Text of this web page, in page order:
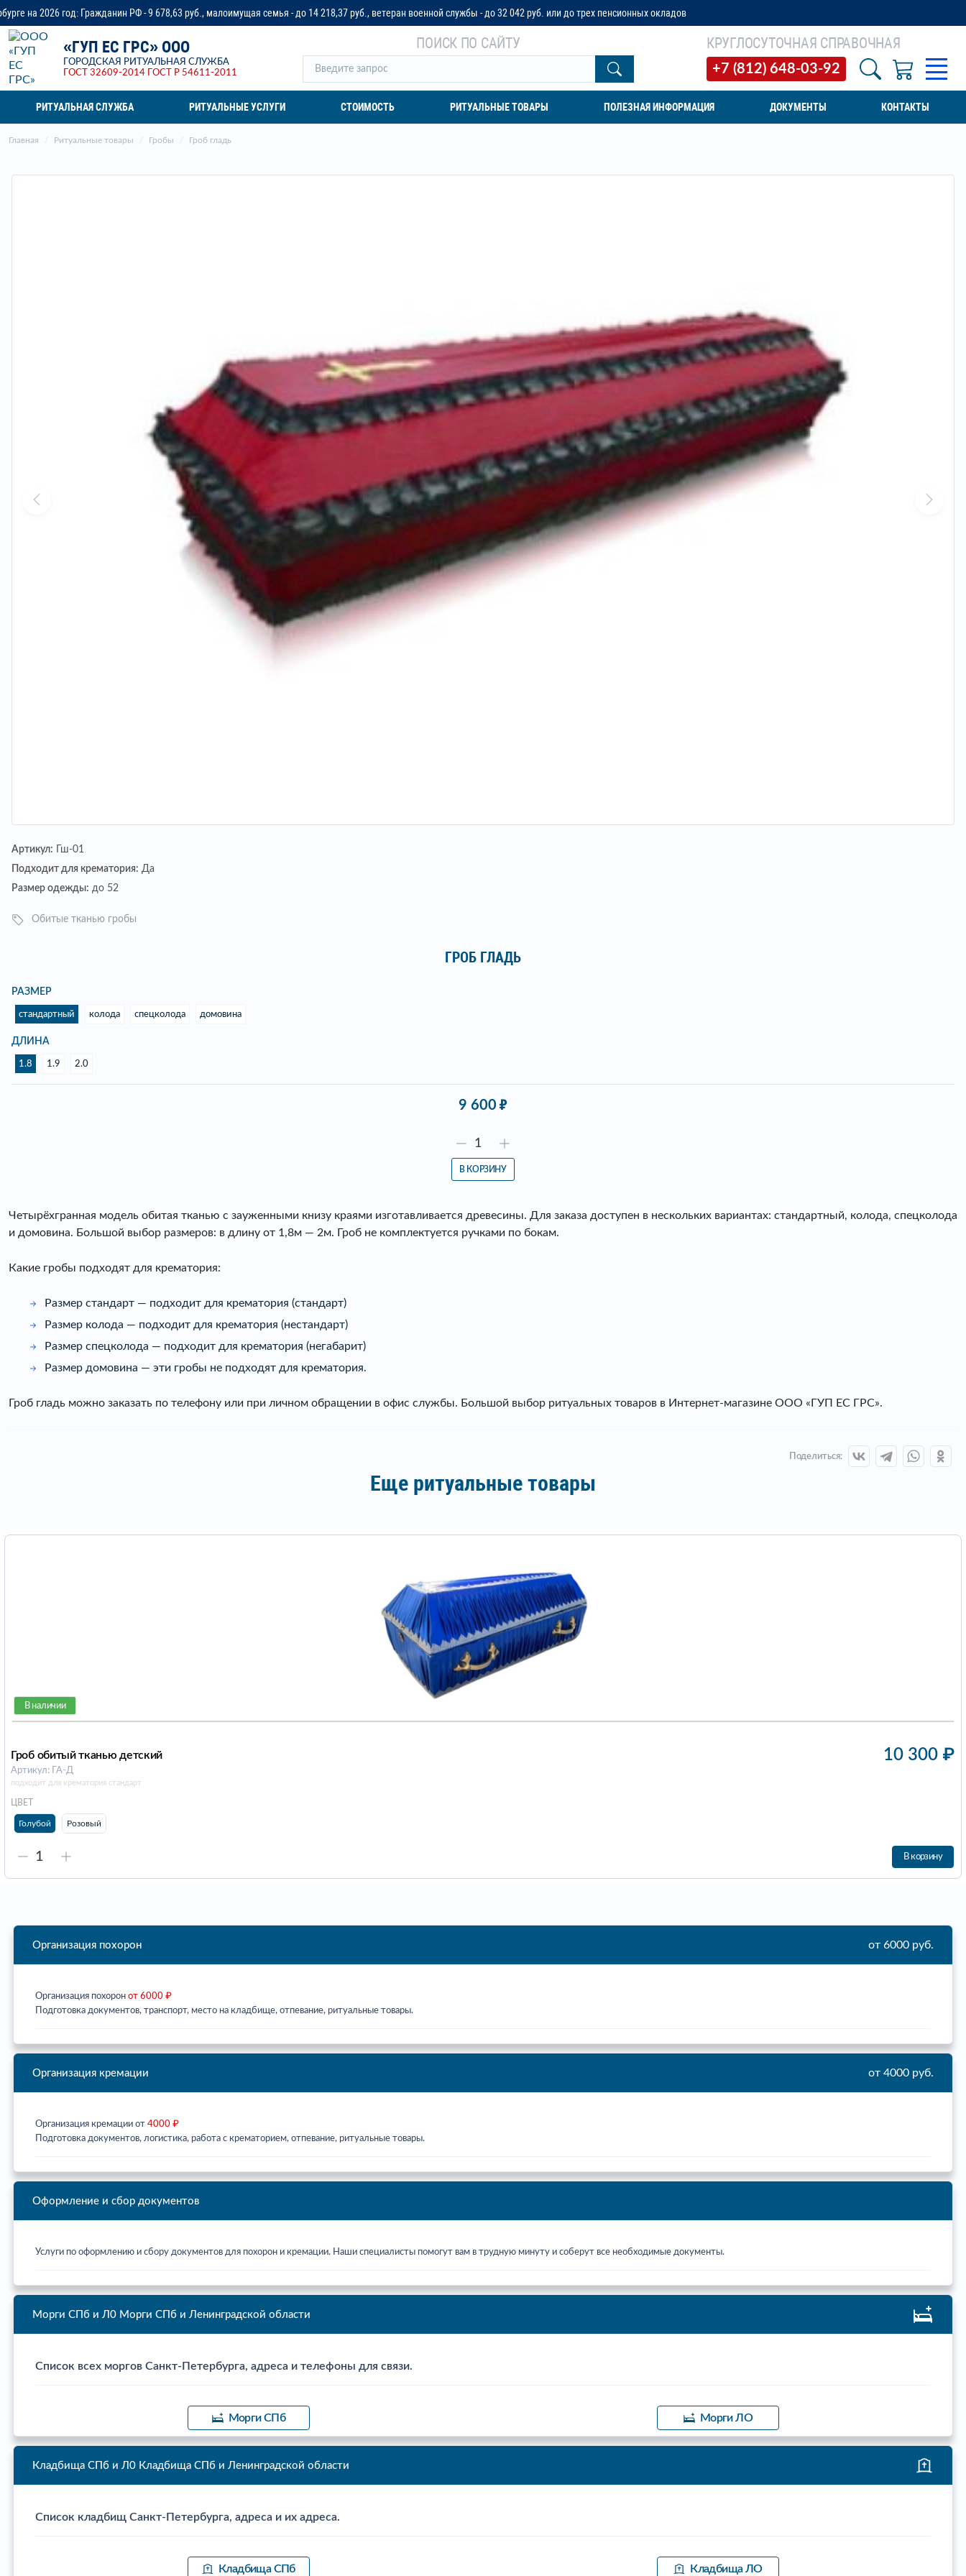
РФ - 9 678,63 руб., малоимущая семья - до 14 218,37 руб., ветеран военной службы - до 32 042 руб. или до трех пенсионных окладов
«ГУП ЕС ГРС» ООО
ГОРОДСКАЯ РИТУАЛЬНАЯ СЛУЖБА
ГОСТ 32609-2014
ГОСТ Р 54611-2011
ПОИСК ПО САЙТУ КРУГЛОСУТОЧНАЯ СПРАВОЧНАЯ
+7 (812) 648-03-92
РИТУАЛЬНАЯ СЛУЖБА РИТУАЛЬНЫЕ УСЛУГИ СТОИМОСТЬ РИТУАЛЬНЫЕ ТОВАРЫ ПОЛЕЗНАЯ ИНФОРМАЦИЯ ДОКУМЕНТЫ КОНТАКТЫ
Главная Ритуальные товары Гробы Гроб гладь
Артикул: Гш-01
Подходит для крематория: Да
Размер одежды: до 52
Обитые тканью гробы
ГРОБ ГЛАДЬ
РАЗМЕР
стандартный колода спецколода домовина
ДЛИНА
1.8 1.9 2.0
9 600
В КОРЗИНУ
Четырёхгранная модель обитая тканью с зауженными книзу краями изготавливается древесины. Для заказа доступен в нескольких вариантах: стандартный, колода, спецколода
и домовина. Большой выбор размеров: в длину от 1,8м — 2м. Гроб не комплектуется ручками по бокам.
Какие гробы подходят для крематория:
Размер стандарт — подходит для крематория (стандарт)
Размер колода — подходит для крематория (нестандарт)
Размер спецколода — подходит для крематория (негабарит)
Размер домовина — эти гробы не подходят для крематория.
Гроб гладь можно заказать по телефону или при личном обращении в офис службы. Большой выбор ритуальных товаров в Интернет-магазине ООО «ГУП ЕС ГРС».
Поделиться:
Еще ритуальные товары
В наличии
Гроб обитый тканью детский
Артикул: ГА-Д
подходит для крематория стандарт
10 300 ₽
ЦВЕТ
Голубой Розовый
В корзину
Организация похорон от 6000 руб.
Организация похорон от 6000 ₽
Подготовка документов, транспорт, место на кладбище, отпевание, ритуальные товары.
Организация кремации от 4000 руб.
Организация кремации от 4000 ₽
Подготовка документов, логистика, работа с крематорием, отпевание, ритуальные товары.
Оформление и сбор документов
Услуги по оформлению и сбору документов для похорон и кремации. Наши специалисты помогут вам в трудную минуту и соберут все необходимые документы.
Морги СПб и Л0 Морги СПб и Ленинградской области
Список всех моргов Санкт-Петербурга, адреса и телефоны для связи.
Морги СПб Морги ЛО
Кладбища СПб и Л0 Кладбища СПб и Ленинградской области
Список кладбищ Санкт-Петербурга, адреса и их адреса.
Кладбища СПб Кладбища ЛО